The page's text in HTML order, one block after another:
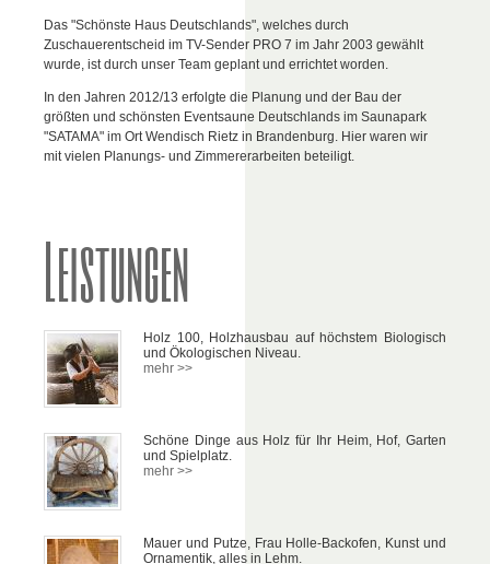
Das "Schönste Haus Deutschlands", welches durch
Zuschauerentscheid im TV-Sender PRO 7 im Jahr 2003 gewählt
wurde, ist durch unser Team geplant und errichtet worden.
In den Jahren 2012/13 erfolgte die Planung und der Bau der
größten und schönsten Eventsaune Deutschlands im Saunapark
"SATAMA" im Ort Wendisch Rietz in Brandenburg. Hier waren wir
mit vielen Planungs- und Zimmererarbeiten beteiligt.
Leistungen
Holz 100, Holzhausbau auf höchstem Biologisch
und Ökologischen Niveau.
mehr >>
Schöne Dinge aus Holz für Ihr Heim, Hof, Garten
und Spielplatz.
mehr >>
Mauer und Putze, Frau Holle-Backofen, Kunst und
Ornamentik, alles in Lehm.